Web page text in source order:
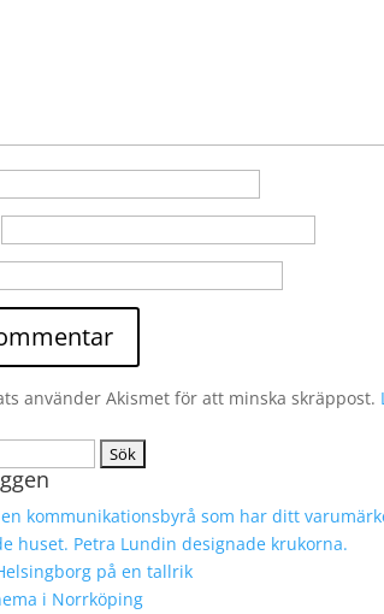
använder Akismet för att minska skräppost.
kommunikationsbyrå som har ditt
huset. Petra Lundin designade krukorna.
på en tallrik
i Norrköping